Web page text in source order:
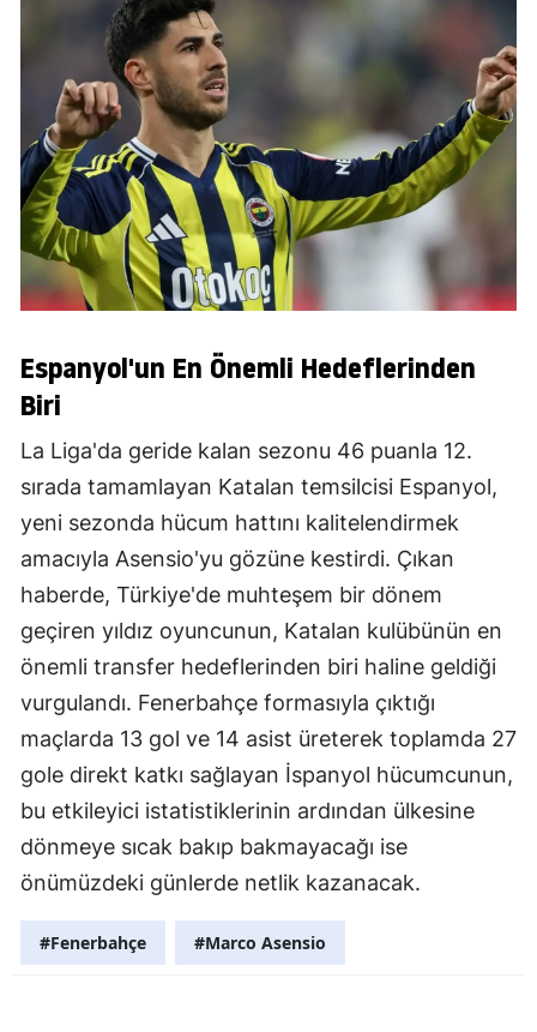
Espanyol'un En Önemli Hedeflerinden
Biri
La Liga'da geride kalan sezonu 46 puanla 12.
sırada tamamlayan Katalan temsilcisi Espanyol,
yeni sezonda hücum hattını kalitelendirmek
amacıyla Asensio'yu gözüne kestirdi. Çıkan
haberde, Türkiye'de muhteşem bir dönem
geçiren yıldız oyuncunun, Katalan kulübünün en
önemli transfer hedeflerinden biri haline geldiği
vurgulandı. Fenerbahçe formasıyla çıktığı
maçlarda 13 gol ve 14 asist üreterek toplamda 27
gole direkt katkı sağlayan İspanyol hücumcunun,
bu etkileyici istatistiklerinin ardından ülkesine
dönmeye sıcak bakıp bakmayacağı ise
önümüzdeki günlerde netlik kazanacak.
#Fenerbahçe #Marco Asensio